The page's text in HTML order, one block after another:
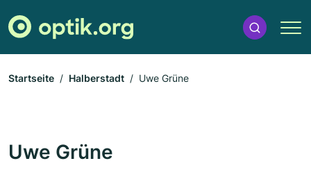
Startseite Halberstadt Uwe Grüne
Uwe Grüne